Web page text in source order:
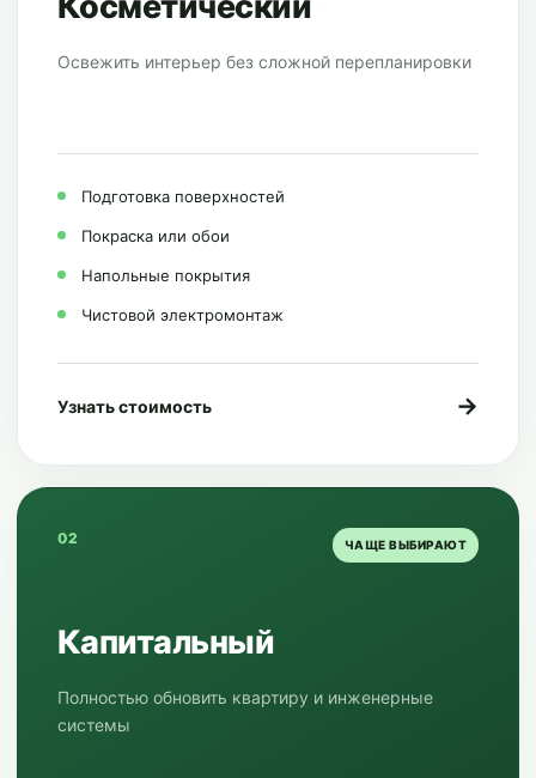
Освежить интерьер без сложной перепланировки
Подготовка поверхностей
Покраска или обои
Напольные покрытия
Чистовой электромонтаж
Узнать стоимость →
02 ЧАЩЕ ВЫБИРАЮТ
Капитальный
Полностью обновить квартиру и инженерные
системы